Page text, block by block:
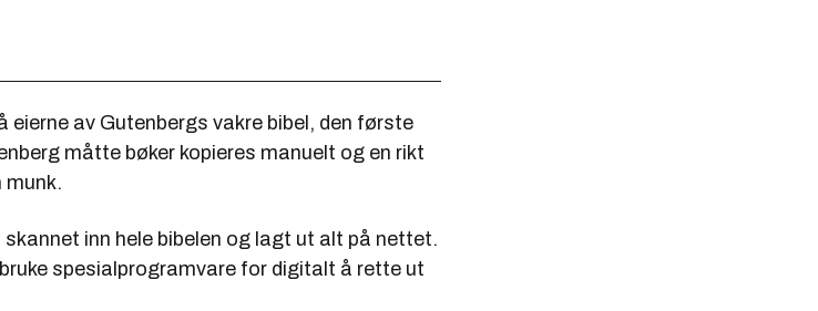
eierne av Gutenbergs vakre bibel, den første
måtte bøker kopieres manuelt og en rikt
munk.
skannet inn hele bibelen og lagt ut alt på nettet.
spesialprogramvare for digitalt å rette ut